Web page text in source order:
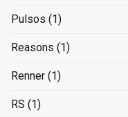
Pulsos (1)
Reasons (1)
Renner (1)
RS (1)